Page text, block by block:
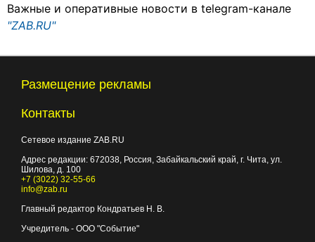
Важные и оперативные новости в telegram-канале
"ZAB.RU"
Размещение рекламы
Контакты
Сетевое издание ZAB.RU
Адрес редакции: 672038 , Россия, Забайкальский край, г. Чита ул.
Шилова, д. 100
+7 (3022) 32-55-66
info@zab.ru
Главный редактор Кондратьев Н. В.
Учредитель - ООО "Событие"